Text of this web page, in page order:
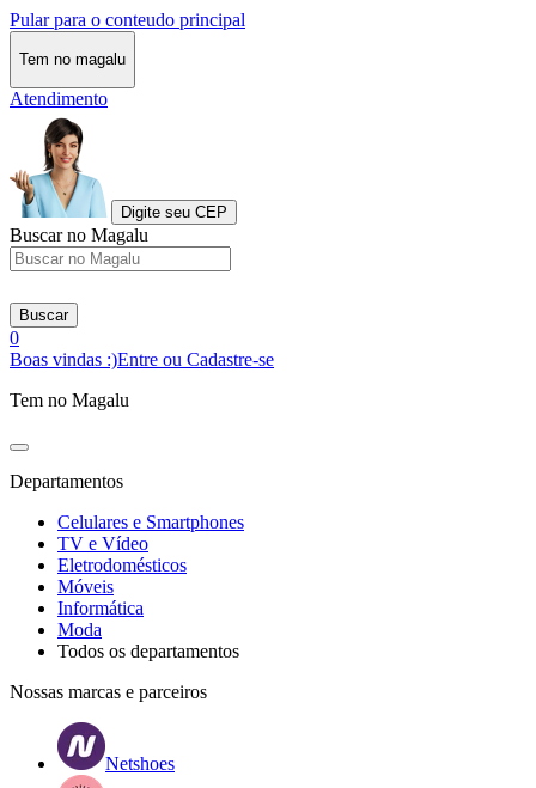
Pular para o conteudo principal
Tem no magalu
Atendimento
Digite seu CEP
Buscar no Magalu
Buscar
0
Boas vindas :)Entre ou Cadastre-se
Tem no Magalu
Departamentos
Celulares e Smartphones
TV e Vídeo
Eletrodomésticos
Móveis
Informática
Moda
Todos os departamentos
Nossas marcas e parceiros
Netshoes